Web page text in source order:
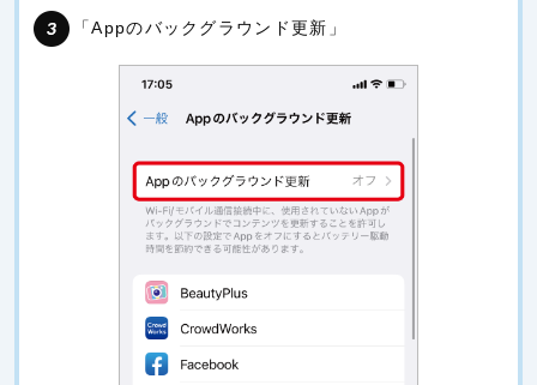
「Appのバックグラウンド更新」